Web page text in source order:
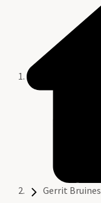
Gerrit Bruines